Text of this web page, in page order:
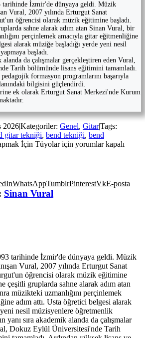
tarihinde İzmir'de dünyaya geldi. Müzik
Vural, 2007 yılında Erturgut Sanat
öğrencisi olarak müzik eğitimine başladı.
sahne alarak adım atan Sinan Vural, bir
perçinlemek amacıyla gitar eğitmenliğine
alarak müziğe başladığı yerde yeni nesil
başladı.
alanda da çalışmalar gerçekleştiren eden Vural,
Tarih bölümünde lisans eğitimini tamamladı.
formasyon programlarını başarıyla
bilgisini güçlendirdi.
ek olarak Erturgut Sanat Merkezi'nde Kurum
2026|Kategoriler: Genel, Gitar|Tags:
gitar tekniği, bend tekniği, bend
İçin Tüyolar için yorumlar kapalı
WhatsAppTumblrPinterestVkE-posta
Sinan Vural
tarihinde İzmir'de dünyaya geldi. Müzik
Vural, 2007 yılında Erturgut Sanat
öğrencisi olarak müzik eğitimine
çeşitli gruplarda sahne alarak adım atan
müzikteki uzmanlığını perçinlemek
adım attı. Usta öğretici belgesi alarak
yeni nesil müzisyenlere öğretmenlik
yanı sıra akademik alanda da çalışmalar
Dokuz Eylül Üniversitesi'nde Tarih